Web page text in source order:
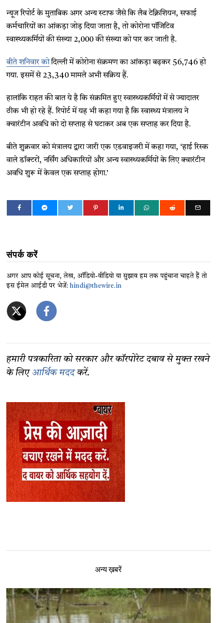
न्यूज रिपोर्ट के मुताबिक अगर अन्य स्टाफ जैसे कि लैब टेक्निशियन, सफाई
कर्मचारियों का आंकड़ा जोड़ दिया जाता है, तो कोरोना पॉजिटिव
स्वास्थ्यकर्मियों की संख्या 2,000 की संख्या को पार कर जाती है.
बीते शनिवार कोदिल्ली में कोरोना संक्रमण का आंकड़ा बढ़कर 56,746 हो
गया. इसमें से 23,340 मामले अभी सक्रिय हैं.
हालांकि राहत की बात ये है कि संक्रमित हुए स्वास्थ्यकर्मियों में से ज्यादातर
ठीक भी हो रहे हैं. रिपोर्ट में यह भी कहा गया है कि स्वास्थ्य मंत्रालय ने
क्वारंटीन अवधि को दो सप्ताह से घटाकर अब एक सप्ताह कर दिया है.
बीते शुक्रवार को मंत्रालय द्वारा जारी एक एडवाइजरी में कहा गया, ‘हाई रिस्क
वाले डॉक्टरों, नर्सिंग अधिकारियों और अन्य स्वास्थ्यकर्मियों के लिए क्वारंटीन
अवधि शुरू में केवल एक सप्ताह होगा.’
संपर्क करें
अगर आप कोई सूचना, लेख, ऑडियो-वीडियो या सुझाव हम तक पहुंचाना चाहते हैं तो
इस ईमेल आईडी पर भेजें:hindi@thewire.in
हमारी पत्रकारिता को सरकार और कॉरपोरेट दबाव से मुक्त रखने
के लिए आर्थिक मददकरें.
अन्य ख़बरें